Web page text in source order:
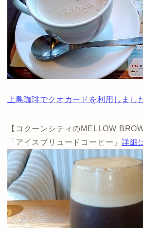
上島珈琲でクオカードを利用しまし
【コクーンシティのMELLOW
「アイスブリュードコーヒー」詳細